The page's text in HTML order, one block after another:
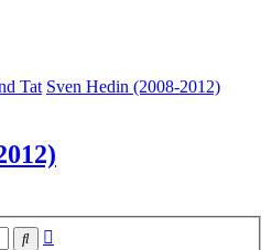
Tat Sven Hedin (2008-2012)
Suche